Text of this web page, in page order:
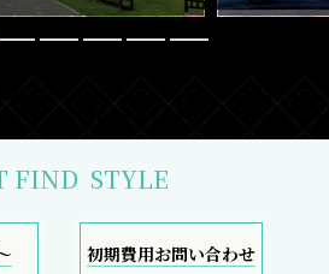
FIND STYLE
初期費用お問い合わせ